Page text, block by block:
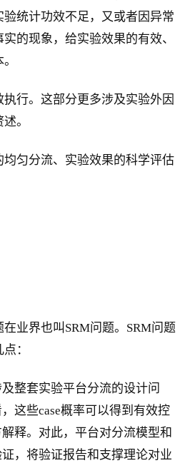
统计功效不足，又或者因异常
的现象，给实验效果的有效、
行。这部分更多涉及实验外因
。
匀分流、实验效果的科学评估
业界也叫SRM问题。SRM问题
：
整套实验平台分流的设计问
这些case概率可以得到有效控
释。对此，平台对分流模型和
，将验证报告和支撑理论对业